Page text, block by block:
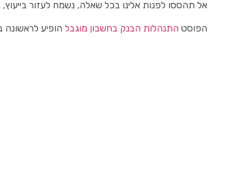
אל תהססו לפנות אלינו בכל שאלה, נשמח לעזור בייעוץ,
הפוסט התנהלות הבנק בחשבון מוגבל הופיע לראשונה